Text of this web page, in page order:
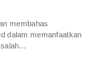
membahas
dalam memanfaatkan
salah…